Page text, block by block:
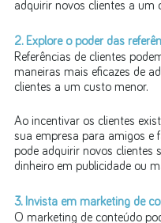
adquirir novos clientes a um
2. Explore o poder das
Referências de clientes
maneiras mais eficazes de
clientes a um custo menor.
Ao incentivar os clientes
sua empresa para amigos e
pode adquirir novos clientes
dinheiro em publicidade ou
3. Invista em marketing de
O marketing de conteúdo